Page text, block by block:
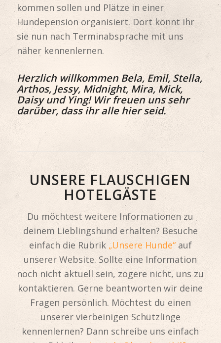
kommen sollen und Plätze in einer
Hundepension organisiert. Dort könnt ihr
sie nun nach Terminabsprache mit uns
näher kennenlernen.
Herzlich willkommen Bela, Emil, Stella,
Arthos, Jessy, Midnight, Mira, Mick,
Daisy und Ying! Wir freuen uns sehr
darüber, dass ihr alle hier seid.
UNSERE FLAUSCHIGEN
HOTELGÄSTE
Du möchtest weitere Informationen zu
deinem Lieblingshund erhalten? Besuche
einfach die Rubrik „Unsere Hunde“ auf
unserer Website. Sollte eine Information
noch nicht aktuell sein, zögere nicht, uns zu
kontaktieren. Gerne beantworten wir deine
Fragen persönlich. Möchtest du einen
unserer vierbeinigen Schützlinge
kennenlernen? Dann schreibe uns einfach